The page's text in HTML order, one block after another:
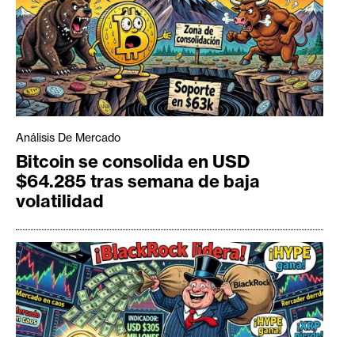
Análisis De Mercado
Bitcoin se consolida en USD
$64.285 tras semana de baja
volatilidad